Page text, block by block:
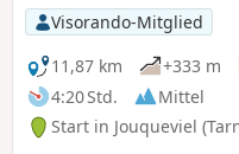
Visorando-Mitglied
11,87 km
+333 m
4:20 Std.
Mittel
Start in Jouqueviel